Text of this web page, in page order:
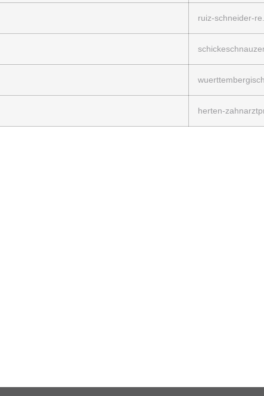
ruiz-schneider-
herten-